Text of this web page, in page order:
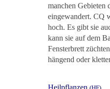
manchen Gebieten
eingewandert. CQ
hoch. Es gibt sie
kann sie auf dem
Fensterbrett
hängend oder